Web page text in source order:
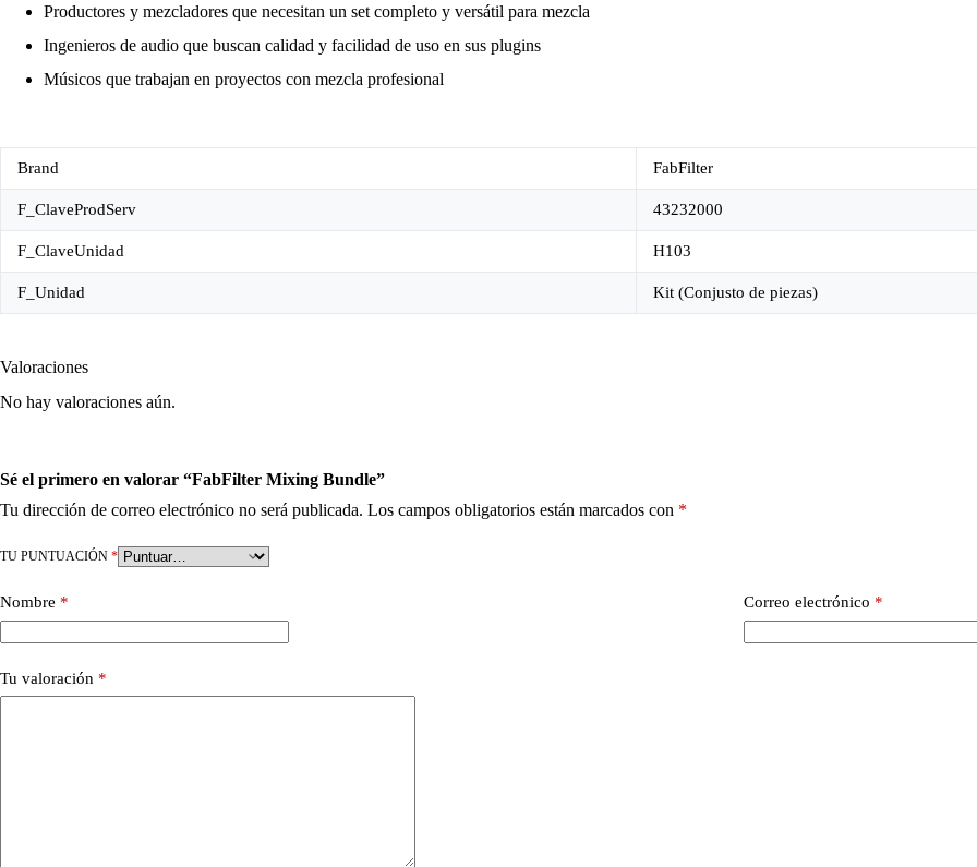
Productores y mezcladores que necesitan un set completo y versátil para mezcla
Ingenieros de audio que buscan calidad y facilidad de uso en sus plugins
Músicos que trabajan en proyectos con mezcla profesional
Brand FabFilter
F_ClaveProdServ 43232000
F_ClaveUnidad H103
F_Unidad Kit (Conjusto de piezas)
Valoraciones
No hay valoraciones aún.
Sé el primero en valorar “FabFilter Mixing Bundle”
Tu dirección de correo electrónico no será publicada. Los campos obligatorios están marcados con *
TU PUNTUACIÓN *
Nombre * Correo electrónico *
Tu valoración *